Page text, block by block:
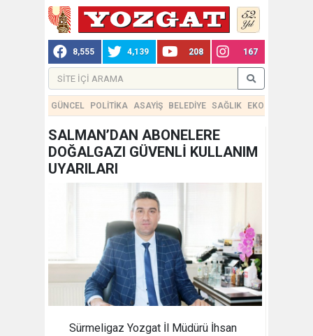
8,555 4,139 208 167
GÜNCEL POLİTİKA ASAYİŞ BELEDİYE SAĞLIK EKONOMİ
SALMAN’DAN ABONELERE
DOĞALGAZI GÜVENLİ KULLANIM
UYARILARI
Sürmeligaz Yozgat İl Müdürü İhsan